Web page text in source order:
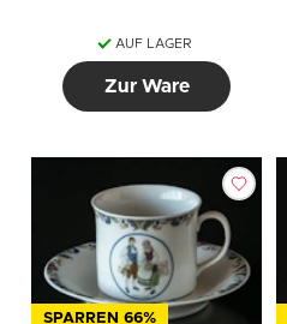
AUF LAGER
Zur Ware
SPARREN 66%